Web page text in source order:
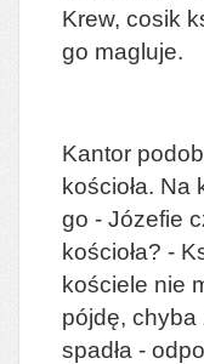
Krew, cosik
go magluje.
Kantor
kościoła. Na
go - Józefie
kościoła? -
kościele nie
pójdę, chyba
spadła -